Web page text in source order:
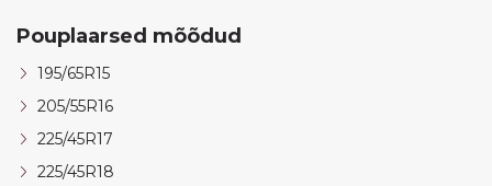
Pouplaarsed mõõdud
195/65R15
205/55R16
225/45R17
225/45R18